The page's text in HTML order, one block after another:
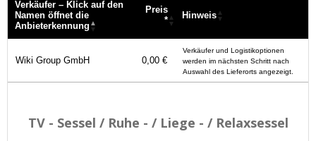
Verkäufer – Klick auf den
Namen öffnet die
Anbieterkennung
Preis
*
Hinweis
Namen öffnet die
Anbieterkennung
*
Wiki Group GmbH
0,00 €
Verkäufer und Logistikoptionen
werden im nächsten Schritt nach
Auswahl des Lieferorts angezeigt.